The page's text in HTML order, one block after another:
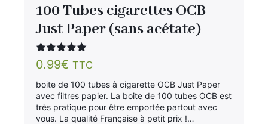
100 Tubes cigarettes OCB
Just Paper (sans acétate)
Note5.00
sur 5
0.99€ TTC
boite de 100 tubes à cigarette OCB Just Paper
avec filtres papier. La boite de 100 tubes OCB est
très pratique pour être emportée partout avec
vous. La qualité Française à petit prix !…